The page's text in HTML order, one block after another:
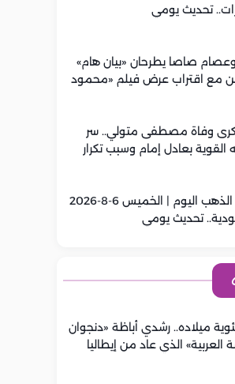
تحديث يومي
وعصام صاصا يطرحان «بيان هام»
مع اقتراب عرض فيلم «محمود
وفاة مصطفى متولي.. سر
القوية بعادل إمام وسبب تكرار
أسعار الذهب اليوم | الخميس 6-8-2026
تحديث يومي
ميلاده.. رشدي أباظة «دنجوان
العربية» الذي عاد من إيطاليا